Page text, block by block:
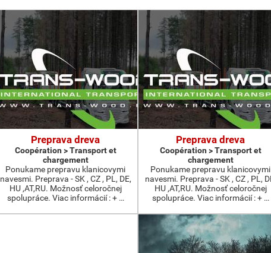
Preprava dreva
Coopération > Transport et
chargement
Ponukame prepravu klanicovymi
navesmi. Preprava - SK , CZ , PL, DE,
HU ,AT,RU. Možnosť celoročnej
spolupráce. Viac informácií : + …
Preprava dreva
Coopération > Transport et
chargement
Ponukame prepravu klanicovymi
navesmi. Preprava - SK , CZ , PL,
HU ,AT,RU. Možnosť celoročnej
spolupráce. Viac informácií : + …